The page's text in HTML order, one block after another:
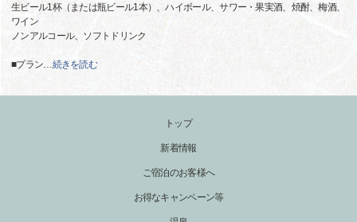
生ビール1杯（または瓶ビール1本）、ハイボール、サワー・果実酒、焼酎、梅酒、
ワイン
ノンアルコール、ソフトドリンク
■プラン…続きを読む
トップ
新着情報
ご宿泊のお客様へ
お得なキャンペーン等